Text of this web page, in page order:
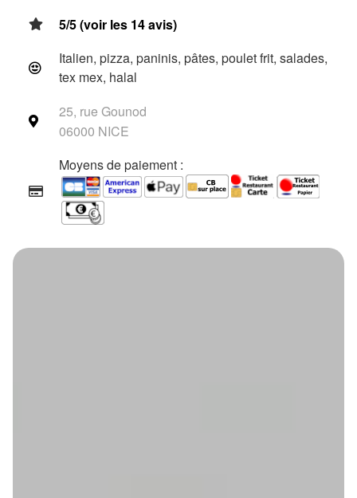
5/5 (voir les 14 avis)
Italien, pizza, paninis, pâtes, poulet frit, salades,
tex mex, halal
25, rue Gounod
06000 NICE
Moyens de paiement :